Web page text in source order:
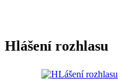
Hlášení rozhlasu